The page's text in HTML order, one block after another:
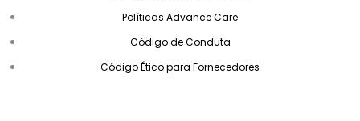
Políticas Advance Care
Código de Conduta
Código Ético para Fornecedores